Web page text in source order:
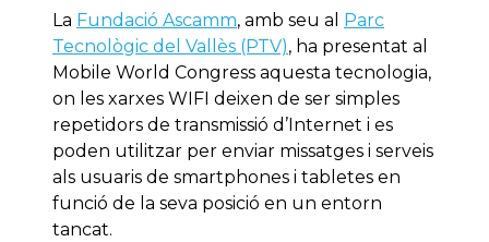
La Fundació Ascamm, amb seu al Parc
Tecnològic del Vallès (PTV), ha presentat al
Mobile World Congress aquesta tecnologia,
on les xarxes WIFI deixen de ser simples
repetidors de transmissió d’Internet i es
poden utilitzar per enviar missatges i serveis
als usuaris de smartphones i tabletes en
funció de la seva posició en un entorn
tancat.